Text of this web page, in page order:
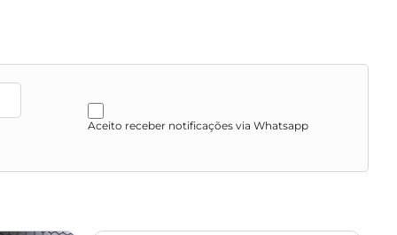
o produto não sofra alterações na cor. Não limpar
Aceito receber notificações via Whatsapp